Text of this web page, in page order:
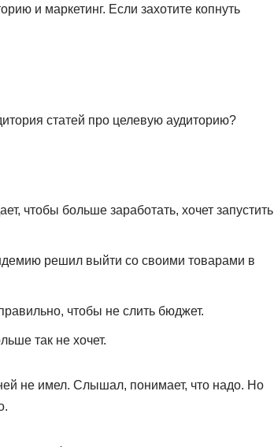
и маркетинг. Если захотите копнуть
статей про целевую аудиторию?
чтобы больше заработать, хочет запустить
решил выйти со своими товарами в
чтобы не слить бюджет.
так не хочет.
не имел. Слышал, понимает, что надо. Но